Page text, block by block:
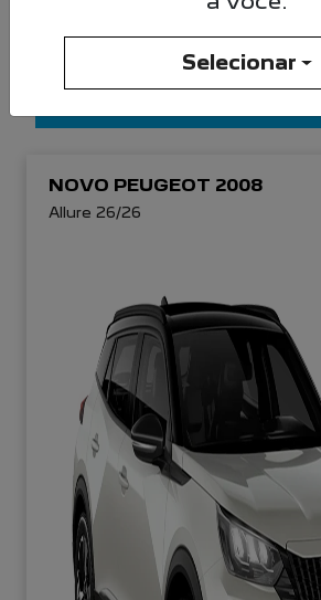
NOVO PEUGEOT 2008
Allure 26/26
Selecionar